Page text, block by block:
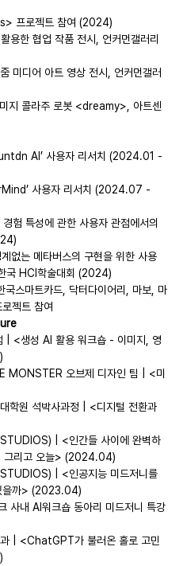
프로젝트 참여 (2024)
한 협업 작품 전시, 언커먼갤러리
미디어 아트 영상 전시, 언커먼갤러
지 콜라주 로봇 <dreamy>, 아트센
AI’ 사용자 리서치 (2024.01 -
사용자 리서치 (2024.07 -
험 특성에 관한 사용자 관점에서의
는 메타버스의 구현을 위한 사용
국 HCI학술대회 (2024)
스마트카드, 닥터다이어리, 마보, 마
젝트 참여
| <생성 AI 활용 워크숍 - 이미지, 영
MONSTER 오브제 디자인 팀 | <미
학원 석박사과정 | <디지털 전환과
| <인간들 사이에 완벽하
그리고 오늘> (2024.04)
| <인공지능 미드저니를
을까> (2023.04)
사내 AI워크숍 동아리 미드저니 특강
과 | <ChatGPT가 불러온 홀로 고민